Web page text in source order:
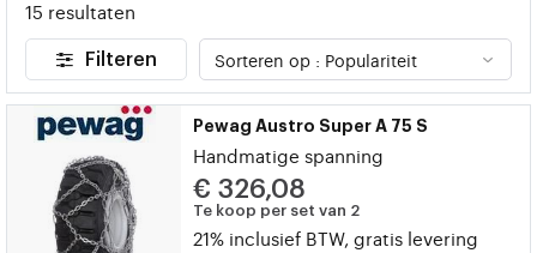
15 resultaten
Filteren
Pewag Austro Super A 75 S
Handmatige spanning
€ 326,08
Te koop per set van 2
21% inclusief BTW, gratis levering